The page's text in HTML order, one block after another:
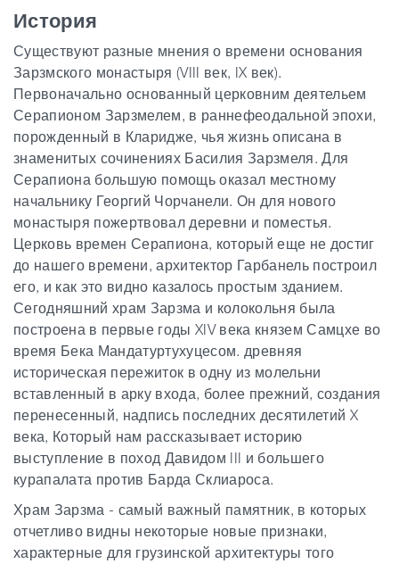
История
Существуют разные мнения о времени основания
Зарзмского монастыря (VIII век, IX век).
Первоначально основанный церковним деятельем
Серапионом Зарзмелем, в раннефеодальной эпохи,
порожденный в Кларидже, чья жизнь описана в
знаменитых сочинениях Басилия Зарзмеля. Для
Серапиона большую помощь оказал местному
начальнику Георгий Чорчанели. Он для нового
монастыря пожертвовал деревни и поместья.
Церковь времен Серапиона, который еще не достиг
до нашего времени, архитектор Гарбанель построил
его, и как это видно казалось простым зданием.
Сегодняшний храм Зарзма и колокольня была
построена в первые годы XIV века князем Самцхе во
время Бека Мандатуртухуцесом. древняя
историческая пережиток в одну из молельни
вставленный в арку входа, более прежний, создания
перенесенный, надпись последних десятилетий X
века, Который нам рассказывает историю
выступление в поход Давидом III и большего
курапалата против Барда Склиароса.
Храм Зарзма - самый важный памятник, в которых
отчетливо видны некоторые новые признаки,
характерные для грузинской архитектуры того